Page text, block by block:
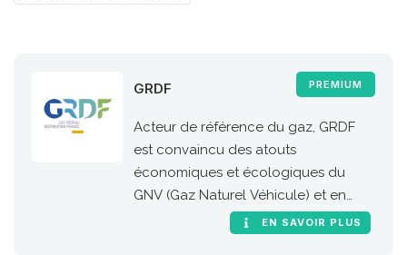
PREMIUM
GRDF
Acteur de référence du gaz, GRDF
est convaincu des atouts
économiques et écologiques du
GNV (Gaz Naturel Véhicule) et en
particulier de sa version 100 %
EN SAVOIR PLUS